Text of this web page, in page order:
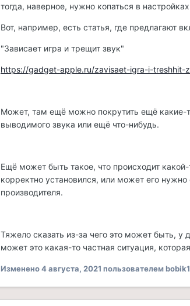
тогда, наверное, нужно копаться в
Вот, например, есть статья, где предлагают
"Зависает игра и трещит звук"
https://gadget-apple.ru/zavisaet-igra-i-treshhit-
Может, там ещё можно покрутить ещё какие-
выводимого звука или ещё что-нибудь.
Ещё может быть такое, что происходит
корректно установился, или может его нужно
производителя.
Тяжело сказать из-за чего это может быть, у
может это какая-то частная ситуация,
Изменено4 августа, 2021 пользователем